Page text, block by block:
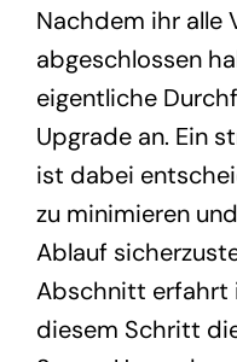
Nachdem ihr alle
abgeschlossen
eigentliche
Upgrade an. Ein
ist dabei
zu minimieren
Ablauf
Abschnitt erfahrt
diesem Schritt